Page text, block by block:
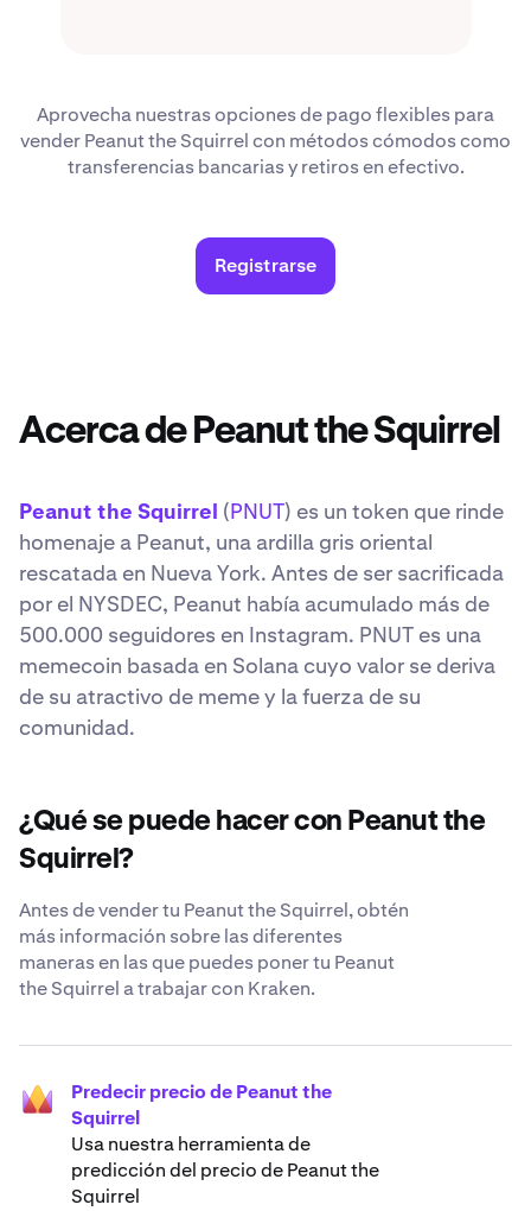
Aprovecha nuestras opciones de pago flexibles para
vender Peanut the Squirrel con métodos cómodos como
transferencias bancarias y retiros en efectivo.
Registrarse
Acerca de Peanut the Squirrel
Peanut the Squirrel (PNUT) es un token que rinde
homenaje a Peanut, una ardilla gris oriental
rescatada en Nueva York. Antes de ser sacrificada
por el NYSDEC, Peanut había acumulado más de
500.000 seguidores en Instagram. PNUT es una
memecoin basada en Solana cuyo valor se deriva
de su atractivo de meme y la fuerza de su
comunidad.
¿Qué se puede hacer con Peanut the
Squirrel?
Antes de vender tu Peanut the Squirrel, obtén
más información sobre las diferentes
maneras en las que puedes poner tu Peanut
the Squirrel a trabajar con Kraken.
Predecir precio de Peanut the
Squirrel
Usa nuestra herramienta de
predicción del precio de Peanut the
Squirrel